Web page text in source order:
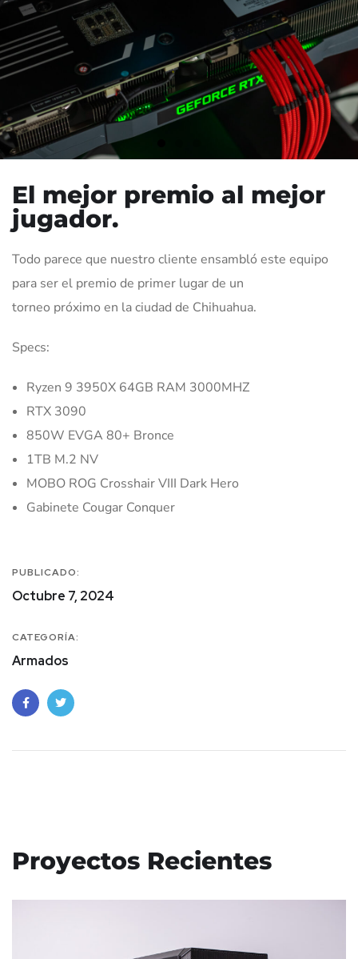
El mejor premio al mejor
jugador.
Todo parece que nuestro cliente ensambló este equipo
para ser el premio de primer lugar de un
torneo próximo en la ciudad de Chihuahua.
Specs:
Ryzen 9 3950X 64GB RAM 3000MHZ
RTX 3090
850W EVGA 80+ Bronce
1TB M.2 NV
MOBO ROG Crosshair VIII Dark Hero
Gabinete Cougar Conquer
PUBLICADO:
Octubre 7, 2024
CATEGORÍA:
Armados
Proyectos Recientes